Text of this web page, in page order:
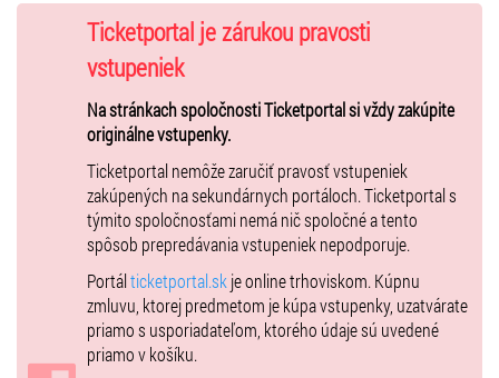
renomovanými hudobníkmi a producentmi a priniesla silné texty
reflektujúce osobné skúsenosti, vzťahy i témy vnútornej slobody.
Rok 2025 prinesie ďalšiu výraznú kapitolu – nový štúdiový album,
ktorého prvé skladby budú odhalené už čoskoro, a zároveň veľké
európske turné. Fanúšikovia sa môžu tešiť na úplne nové piesne aj
obľúbené hity v živom prevedení, ktoré ZAZ povyšuje na skutočný
umelecký zážitok. Bratislavský koncert v rámci tohto turné sľubuje
byť jedným z vrcholov nadchádzajúcej koncertnej sezóny.
ZAZ je na pódiu doslova stelesnením radosti, energie a ľudského
kontaktu. Jej koncerty sú viac než len hudobné vystúpenia – sú to
silné emocionálne momenty, ktoré spájajú publikum bez ohľadu na
jazyk či hranice. Vďaka svojmu charizmatickému prejavu a
prirodzenosti si získala oddaných fanúšikov po celom svete – od
Francúzska cez Južnú Ameriku až po Japonsko.
Ticketportal je zárukou pravosti
vstupeniek
Na stránkach spoločnosti Ticketportal si vždy zakúpite
originálne vstupenky.
Ticketportal nemôže zaručiť pravosť vstupeniek
zakúpených na sekundárnych portáloch. Ticketportal s
týmito spoločnosťami nemá nič spoločné a tento
spôsob prepredávania vstupeniek nepodporuje.
Portálticketportal.skje online trhoviskom. Kúpnu
zmluvu, ktorej predmetom je kúpa vstupenky, uzatvárate
priamo s usporiadateľom, ktorého údaje sú uvedené
priamo v košíku.